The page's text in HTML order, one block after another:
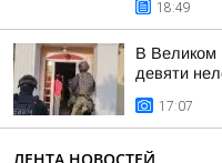
18:49
В Великом
девяти
17:07